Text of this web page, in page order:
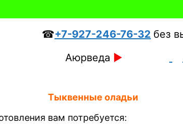
☎+7-927-246-76-32 без
Аюрведа ►
Тыквенные оладьи
вам потребуется: